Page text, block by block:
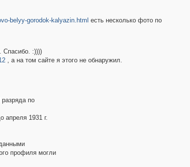
belyy-gorodok-kalyazin.html есть несколько фото по
Спасибо. :))))
, а на том сайте я этого не обнаружил.
по
апреля 1931 г.
профиля могли